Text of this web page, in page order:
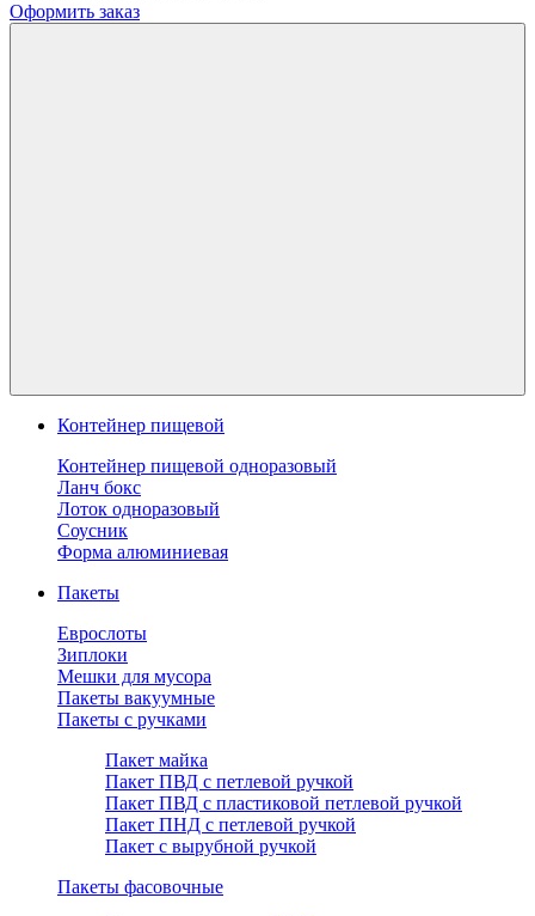
Оформить заказ
Контейнер пищевой
Контейнер пищевой одноразовый
Ланч бокс
Лоток одноразовый
Соусник
Форма алюминиевая
Пакеты
Еврослоты
Зиплоки
Мешки для мусора
Пакеты вакуумные
Пакеты с ручками
Пакет майка
Пакет ПВД с петлевой ручкой
Пакет ПВД с пластиковой петлевой ручкой
Пакет ПНД с петлевой ручкой
Пакет с вырубной ручкой
Пакеты фасовочные